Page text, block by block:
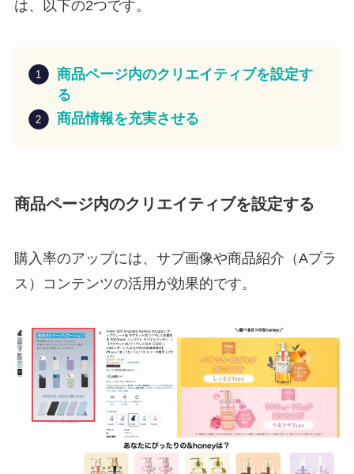
は、以下の2つです。
商品ページ内のクリエイティブを設定す
る
商品情報を充実させる
商品ページ内のクリエイティブを設定する
購入率のアップには、サブ画像や商品紹介（Aプラ
ス）コンテンツの活用が効果的です。